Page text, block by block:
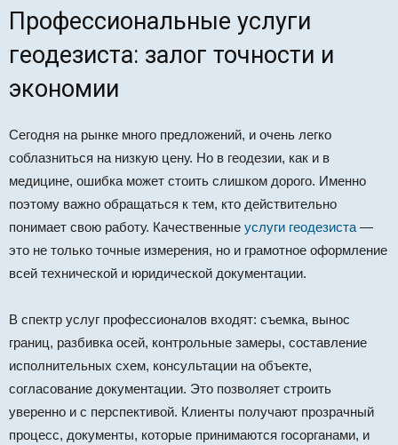
Профессиональные услуги
геодезиста: залог точности и
экономии
Сегодня на рынке много предложений, и очень легко
соблазниться на низкую цену. Но в геодезии, как и в
медицине, ошибка может стоить слишком дорого. Именно
поэтому важно обращаться к тем, кто действительно
понимает свою работу. Качественные услуги геодезиста —
это не только точные измерения, но и грамотное оформление
всей технической и юридической документации.
В спектр услуг профессионалов входят: съемка, вынос
границ, разбивка осей, контрольные замеры, составление
исполнительных схем, консультации на объекте,
согласование документации. Это позволяет строить
уверенно и с перспективой. Клиенты получают прозрачный
процесс, документы, которые принимаются госорганами, и